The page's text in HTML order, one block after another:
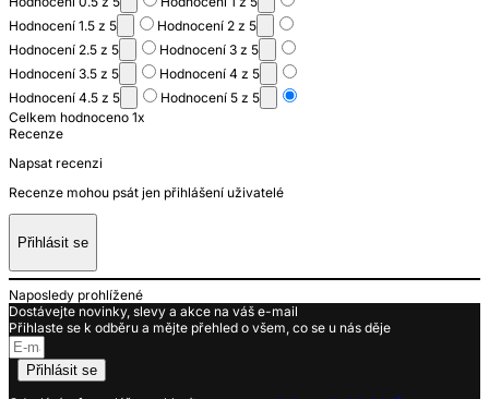
Hodnocení 1.5 z 5
Hodnocení 2 z 5
Hodnocení 2.5 z 5
Hodnocení 3 z 5
Hodnocení 3.5 z 5
Hodnocení 4 z 5
Hodnocení 4.5 z 5
Hodnocení 5 z 5
Celkem hodnoceno 1x
Recenze
Napsat recenzi
Recenze mohou psát jen přihlášení uživatelé
Přihlásit se
Naposledy prohlížené
Dostávejte novinky, slevy a akce na váš e-mail
Přihlaste se k odběru a mějte přehled o všem, co se u nás děje
Přihlásit se